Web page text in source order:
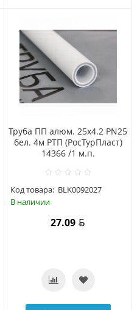
Труба ПП алюм. 25х4.2 PN25
бел. 4м РТП (РосТурПласт)
14366 /1 м.п.
Код товара: BLK0092027
В наличии
27.09